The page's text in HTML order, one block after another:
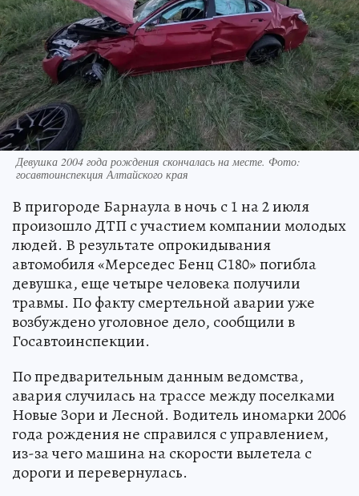
Девушка 2004 года рождения скончалась на месте. Фото:
госавтоинспекция Алтайского края
В пригороде Барнаула в ночь с 1 на 2 июля
произошло ДТП с участием компании молодых
людей. В результате опрокидывания
автомобиля «Мерседес Бенц С180» погибла
девушка, еще четыре человека получили
травмы. По факту смертельной аварии уже
возбуждено уголовное дело, сообщили в
Госавтоинспекции.
По предварительным данным ведомства,
авария случилась на трассе между поселками
Новые Зори и Лесной. Водитель иномарки 2006
года рождения не справился с управлением,
из-за чего машина на скорости вылетела с
дороги и перевернулась.